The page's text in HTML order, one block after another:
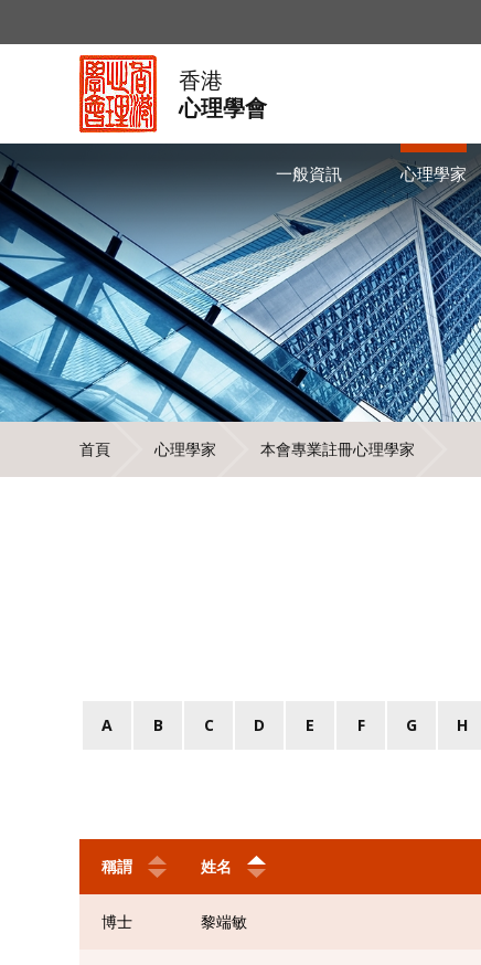
香港
心理學會
一般資訊 心理學家
首頁 心理學家 本會專業註冊心理學家
A B C D E F G H
稱謂 姓名
博士 黎端敏